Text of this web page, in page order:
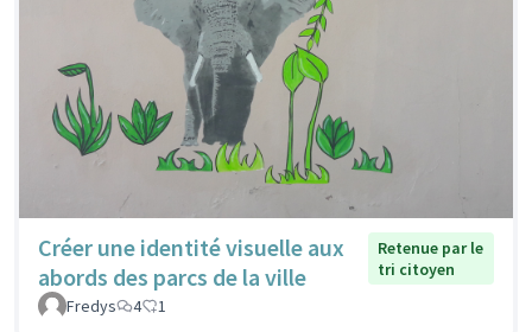
Créer une identité visuelle aux
abords des parcs de la ville
Retenue par le
tri citoyen
Fredys
4 1